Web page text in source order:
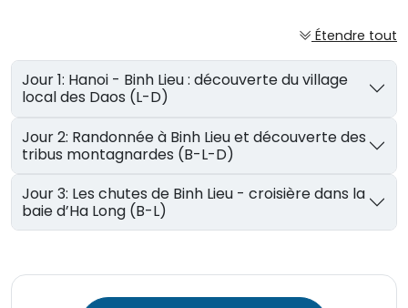
Étendre tout
Jour 1: Hanoi - Binh Lieu : découverte du village
local des Daos (L-D)
Jour 2: Randonnée à Binh Lieu et découverte des
tribus montagnardes (B-L-D)
Jour 3: Les chutes de Binh Lieu - croisière dans la
baie d’Ha Long (B-L)